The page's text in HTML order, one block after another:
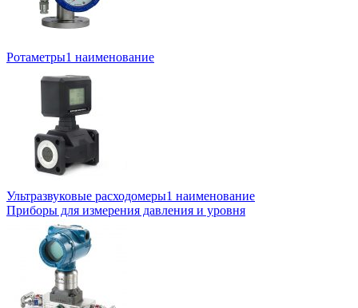
Ротаметры1 наименование
Ультразвуковые расходомеры1 наименование
Приборы для измерения давления и уровня